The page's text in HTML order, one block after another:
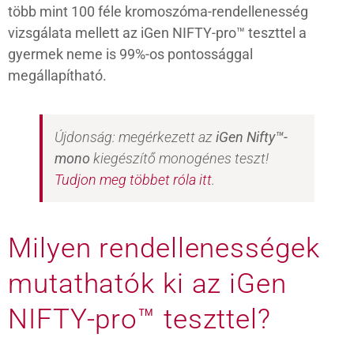
több mint 100 féle kromoszóma-rendellenesség
vizsgálata mellett az iGen NIFTY-pro™ teszttel a
gyermek neme is 99%-os pontossággal
megállapítható.
Újdonság: megérkezett aziGen Nifty™-
mono kiegészítő monogénes teszt!
Tudjon meg többet róla itt.
Milyen rendellenességek
mutathatók ki az iGen
NIFTY-pro™ teszttel?